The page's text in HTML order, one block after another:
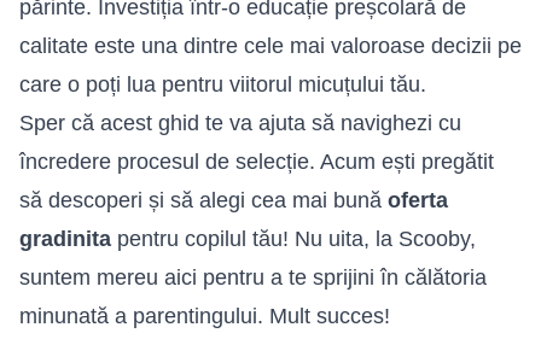
părinte. Investiția într-o educație preșcolară de
calitate este una dintre cele mai valoroase decizii pe
care o poți lua pentru viitorul micuțului tău.
Sper că acest ghid te va ajuta să navighezi cu
încredere procesul de selecție. Acum ești pregătit
să descoperi și să alegi cea mai bună oferta
gradinita pentru copilul tău! Nu uita, la Scooby,
suntem mereu aici pentru a te sprijini în călătoria
minunată a parentingului. Mult succes!